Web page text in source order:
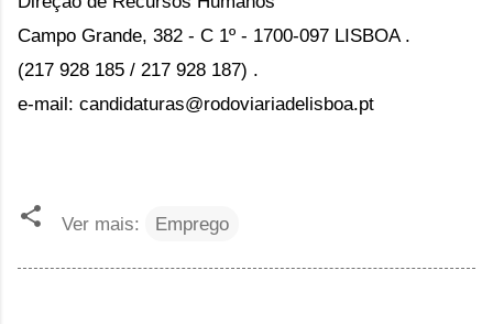
Campo Grande, 382 - C 1º - 1700-097 LISBOA .
(217 928 185 / 217 928 187) .
e-mail: candidaturas@rodoviariadelisboa.pt
Ver mais: Emprego